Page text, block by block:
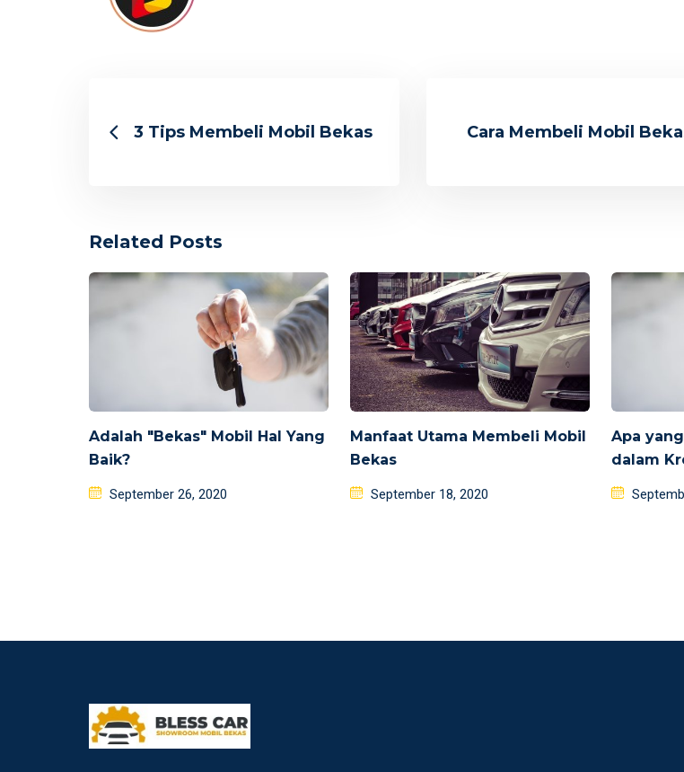
3 Tips Membeli Mobil Bekas Cara Membeli Mobil
Related Posts
Adalah "Bekas" Mobil Hal Yang
Baik?
Posted
September 26, 2020
Manfaat Utama Membeli Mobil
Bekas
Posted
September 18, 2020
Apa
dalam
Posted